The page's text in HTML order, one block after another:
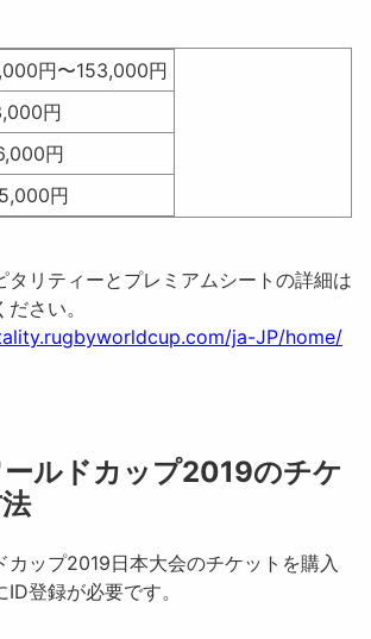
円〜153,000円
円
円
円
タリティーとプレミアムシートの詳細は
さい。
ja-JP/home/
ルドカップ2019のチケ
カップ2019日本大会のチケットを購入
登録が必要です。